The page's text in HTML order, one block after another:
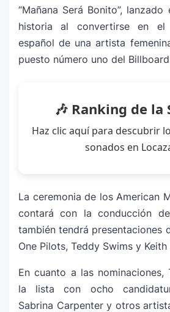
“Mañana Será Bonito”,
historia al convertirse en
español de una artista
puesto número uno del
🎶 Ranking de la
Haz clic aquí para descubrir
sonados en
La ceremonia de los American
contará con la conducción de
también tendrá presentaciones
One Pilots, Teddy Swims y
En cuanto a las nominaciones,
la lista con ocho
Sabrina Carpentery otros